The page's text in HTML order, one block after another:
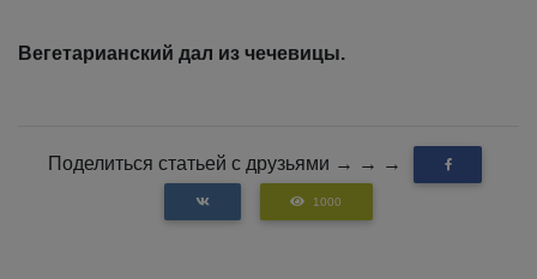
Вегетарианский дал из чечевицы.
Поделиться статьей с друзьями → → →
1000